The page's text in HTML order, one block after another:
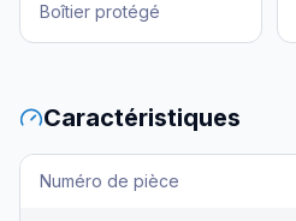
Boîtier protégé
Caractéristiques
Numéro de pièce